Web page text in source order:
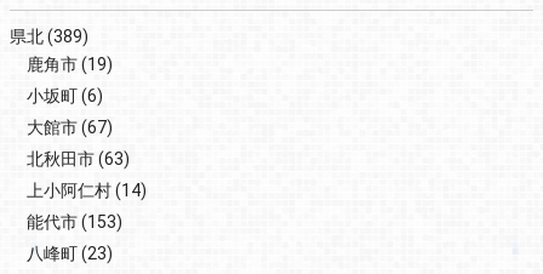
県北(389)
鹿角市(19)
小坂町(6)
大館市(67)
北秋田市(63)
上小阿仁村(14)
能代市(153)
八峰町(23)